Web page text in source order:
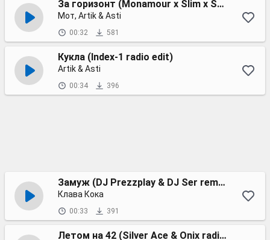
За горизонт (Monamour x Slim x Shmelev Radio Edit)
Мот, Artik & Asti
00:32 581
Кукла (Index-1 radio edit)
Artik & Asti
00:34 396
Замуж (DJ Prezzplay & DJ Ser remix)
Клава Кока
00:33 391
Летом на 42 (Silver Ace & Onix radio edit)